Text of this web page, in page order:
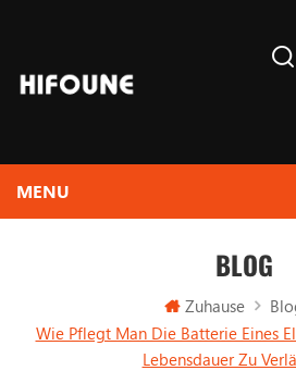
BLOG
Zuhause
Wie Pflegt Man Die Batterie Eines
Lebensdauer Zu